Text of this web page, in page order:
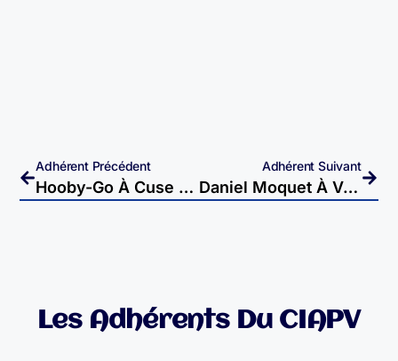
Adhérent Précédent
Hooby-Go À Cuse Et Adrisans
Adhérent Suivant
Daniel Moquet À Vaivre Et Montoille
Les Adhérents Du CIAPV